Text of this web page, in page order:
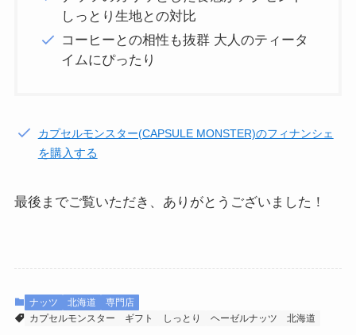
しっとり生地との対比
コーヒーとの相性も抜群 大人のティータ
イムにぴったり
カプセルモンスター(CAPSULE MONSTER)のフィナンシェ
を購入する
最後までご覧いただき、ありがとうございました！
ナッツ 北海道
専門店
カプセルモンスター
ギフト しっとり ヘーゼルナッツ 北海道